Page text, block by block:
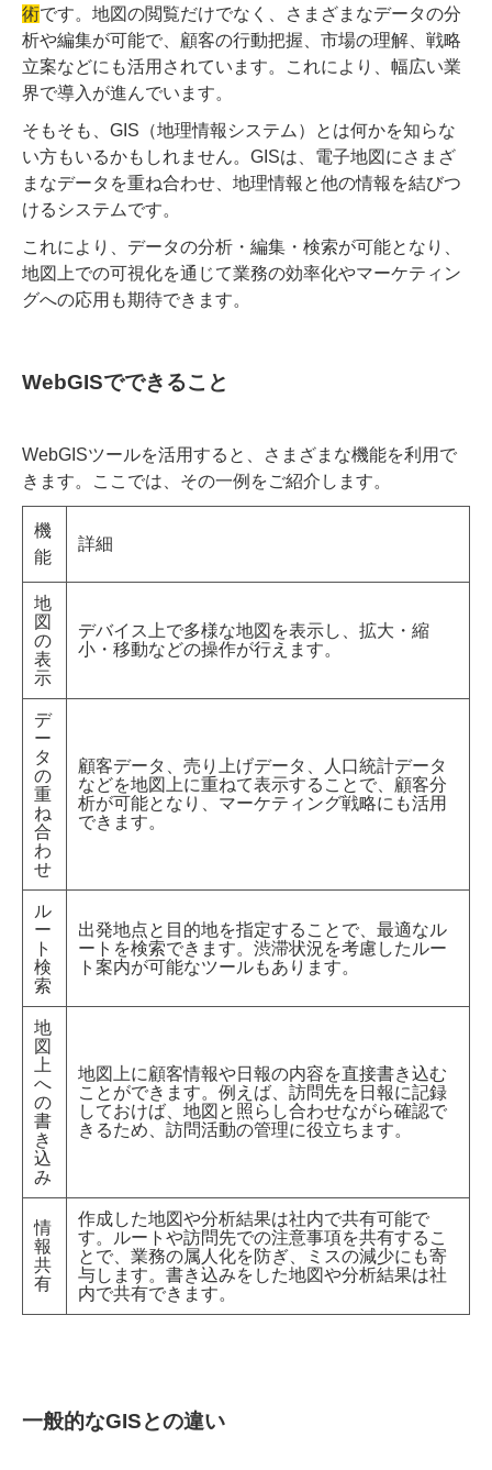
術です。地図の閲覧だけでなく、さまざまなデータの分
析や編集が可能で、顧客の行動把握、市場の理解、戦略
立案などにも活用されています。これにより、幅広い業
界で導入が進んでいます。
そもそも、GIS（地理情報システム）とは何かを知らな
い方もいるかもしれません。GISは、電子地図にさまざ
まなデータを重ね合わせ、地理情報と他の情報を結びつ
けるシステムです。
これにより、データの分析・編集・検索が可能となり、
地図上での可視化を通じて業務の効率化やマーケティン
グへの応用も期待できます。
WebGISでできること
WebGISツールを活用すると、さまざまな機能を利用で
きます。ここでは、その一例をご紹介します。
機
能
詳細
地
図
の
表
示
デバイス上で多様な地図を表示し、拡大・縮
小・移動などの操作が行えます。
デ
ー
タ
の
重
ね
合
わ
せ
顧客データ、売り上げデータ、人口統計データ
などを地図上に重ねて表示することで、顧客分
析が可能となり、マーケティング戦略にも活用
できます。
ル
ー
ト
検
索
出発地点と目的地を指定することで、最適なル
ートを検索できます。渋滞状況を考慮したルー
ト案内が可能なツールもあります。
地
図
上
へ
の
書
き
込
み
地図上に顧客情報や日報の内容を直接書き込む
ことができます。例えば、訪問先を日報に記録
しておけば、地図と照らし合わせながら確認で
きるため、訪問活動の管理に役立ちます。
情
報
共
有
作成した地図や分析結果は社内で共有可能で
す。ルートや訪問先での注意事項を共有するこ
とで、業務の属人化を防ぎ、ミスの減少にも寄
与します。書き込みをした地図や分析結果は社
内で共有できます。
一般的なGISとの違い